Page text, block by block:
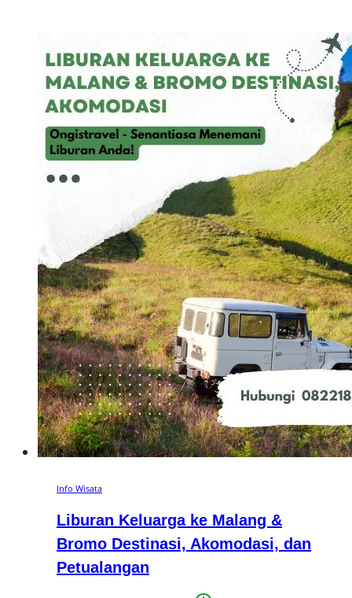
Info Wisata
Liburan Keluarga ke Malang &
Bromo Destinasi, Akomodasi, dan
Petualangan